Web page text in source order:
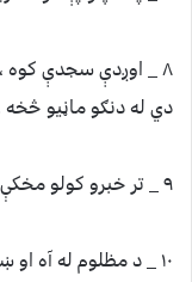
۸ _ اوږدې سجدې کوه
دي له دنګو ماڼیو څخه
۹ _ تر خبرو کولو مخکې فکر کوه ، ځکه ځينې کلمې وژونکې وي .
۱۰ _ د مظلوم له آه